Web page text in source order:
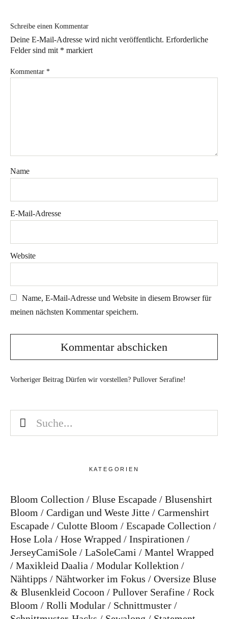
Greet
Schreibe einen Kommentar
Deine E-Mail-Adresse wird nicht veröffentlicht. Erforderliche
Felder sind mit * markiert
Kommentar *
Name
E-Mail-Adresse
Website
Name, E-Mail-Adresse und Website in diesem Browser für
meinen nächsten Kommentar speichern.
Vorheriger Beitrag Dürfen wir vorstellen? Pullover Serafine!
KATEGORIEN
Bloom Collection Bluse Escapade
Blusenshirt
Bloom
Cardigan und Weste Jitte
Carmenshirt
Escapade
Culotte Bloom
Escapade Collection
Hose Lola
Hose Wrapped
Inspirationen
JerseyCamiSole
LaSoleCami
Mantel Wrapped
Maxikleid Daalia
Modular Kollektion
Nähtipps
Nähtworker im Fokus
Oversize Bluse
& Blusenkleid Cocoon
Pullover Serafine
Rock
Bloom
Rolli Modular
Schnittmuster